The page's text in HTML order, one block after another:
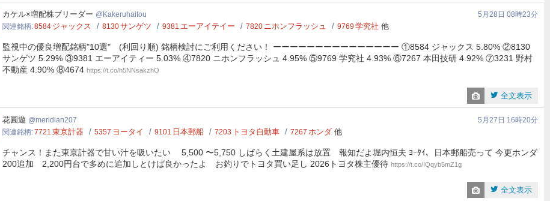
Kakeruhaitou
カケル×増配株ブリーダー Kakeruhaitou
5月28日 08時23分
関連銘柄 8584 ジャックス 8130サンゲツ 9381 エーアイテイー 7820 ニホンフラッシュ 9769 学究社 他
監視中の優良増配銘柄"10選" (利回り順) 銘柄検討にご利用ください！ ーーーーーーーーーーーーーーー ①8584 ジャックス 5.80% ②8130
サンゲツ 5.29% ③9381 エーアイティー 5.03% ④7820 ニホンフラッシュ 4.95% ⑤9769 学究社 4.93% ⑥7267 本田技研 4.92% ⑦3231 野村
不動産 4.90% ⑧4674 https://t.co/h5NNsakzhO
全文表示
meridian207
花圓遊 meridian207
5月27日 16時20分
関連銘柄 7721 東京計器 5357 ヨータイ 9101 日本郵船 7203 トヨタ自動車 7267 ホンダ 他
チャンス！また東京計器で甘い汁を吸いたい 5,500 〜5,750 しばらく土建屋系は放置 報知だよ堀内恒夫 ﾖｰﾀｲ、日本郵船売って 今更ホンダ
200追加 2,200円台で多めに追加しとけば良かったよ お釣りでトヨタ買い足し 2026トヨタ株主優待 https://t.co/IQqyb5mZ1g
全文表示